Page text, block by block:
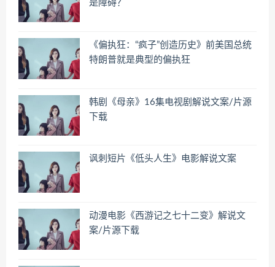
是障碍？
《偏执狂：“疯子”创造历史》前美国总统
特朗普就是典型的偏执狂
韩剧《母亲》16集电视剧解说文案/片源
下载
讽刺短片《低头人生》电影解说文案
动漫电影《西游记之七十二变》解说文
案/片源下载